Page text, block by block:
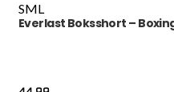
SML
Everlast Boksshort –